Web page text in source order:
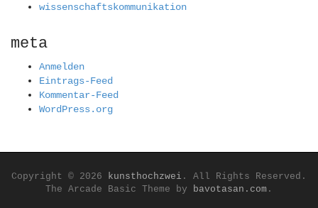
wissenschaftskommunikation
meta
Anmelden
Eintrags-Feed
Kommentar-Feed
WordPress.org
Copyright © 2026 kunsthochzwei . All Rights Reserved.
The Arcade Basic Theme by
bavotasan.com .